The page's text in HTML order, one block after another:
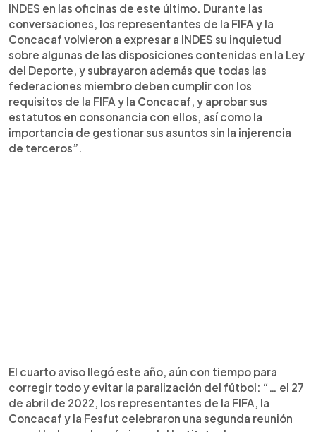
INDES en las oficinas de este último. Durante las
conversaciones, los representantes de la FIFA y la
Concacaf volvieron a expresar a INDES su inquietud
sobre algunas de las disposiciones contenidas en la Ley
del Deporte, y subrayaron además que todas las
federaciones miembro deben cumplir con los
requisitos de la FIFA y la Concacaf, y aprobar sus
estatutos en consonancia con ellos, así como la
importancia de gestionar sus asuntos sin la injerencia
de terceros”.
El cuarto aviso llegó este año, aún con tiempo para
corregir todo y evitar la paralización del fútbol: “… el 27
de abril de 2022, los representantes de la FIFA, la
Concacaf y la Fesfut celebraron una segunda reunión